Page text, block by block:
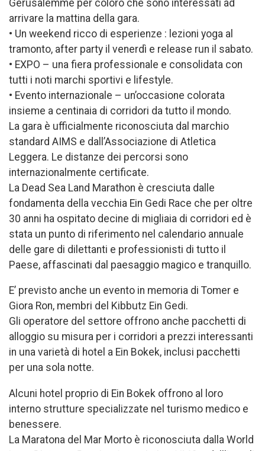
Gerusalemme per coloro che sono interessati ad
arrivare la mattina della gara.
• Un weekend ricco di esperienze : lezioni yoga al
tramonto, after party il venerdì e release run il sabato.
• EXPO – una fiera professionale e consolidata con
tutti i noti marchi sportivi e lifestyle.
• Evento internazionale – un’occasione colorata
insieme a centinaia di corridori da tutto il mondo.
La gara è ufficialmente riconosciuta dal marchio
standard AIMS e dall’Associazione di Atletica
Leggera. Le distanze dei percorsi sono
internazionalmente certificate.
La Dead Sea Land Marathon è cresciuta dalle
fondamenta della vecchia Ein Gedi Race che per oltre
30 anni ha ospitato decine di migliaia di corridori ed è
stata un punto di riferimento nel calendario annuale
delle gare di dilettanti e professionisti di tutto il
Paese, affascinati dal paesaggio magico e tranquillo.
E’ previsto anche un evento in memoria di Tomer e
Giora Ron, membri del Kibbutz Ein Gedi.
Gli operatore del settore offrono anche pacchetti di
alloggio su misura per i corridori a prezzi interessanti
in una varietà di hotel a Ein Bokek, inclusi pacchetti
per una sola notte.
Alcuni hotel proprio di Ein Bokek offrono al loro
interno strutture specializzate nel turismo medico e
benessere.
La Maratona del Mar Morto è riconosciuta dalla World